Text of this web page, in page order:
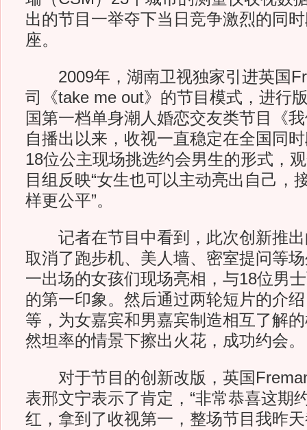
出的节目一举夺下当日竞争激烈的同
座。
2009年，湖南卫视独家引进英国
司《take me out》的节目模式，进行
国第一档单身潮人婚恋交友类节目《
自播出以来，收视一直稳定在全国同
18位公主现场挑选约会男生的形式，
目组反映“女生也可以主动亮出自己，
样更公平”。
记者在节目中看到，此次创新推出
取消了跑步机、美人墙、密室提问等
一出场的女孩们现场亮相，与18位男
的第一印象。然后通过两轮短片的介
等，为女嘉宾和男嘉宾制造相互了解
然坦率的情景下擦出火花，成功约会。
对于节目的创新改版，英国
表邢文宁表示了肯定，“非常恭喜这期
红，拿到了收视第一，整场节目我昨